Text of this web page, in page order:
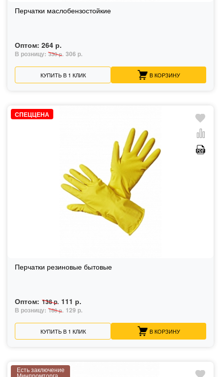
Перчатки маслобензостойкие
Оптом: 264 р.
В розницу: 330 р. 306 р.
КУПИТЬ В 1 КЛИК В КОРЗИНУ
СПЕЦЦЕНА
Перчатки резиновые бытовые
Оптом: 138 р. 111 р.
В розницу: 168 р. 129 р.
КУПИТЬ В 1 КЛИК В КОРЗИНУ
Есть заключение
Минпромторга